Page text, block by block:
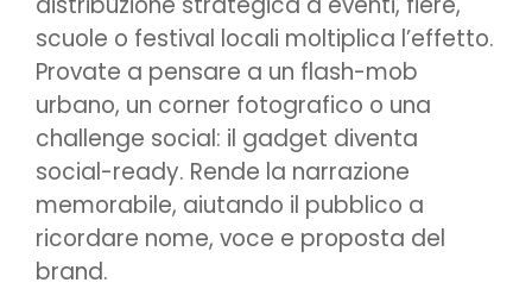
scuole o festival locali moltiplica l’effetto.
Provate a pensare a un flash-mob
urbano, un corner fotografico o una
challenge social: il gadget diventa
social-ready. Rende la narrazione
memorabile, aiutando il pubblico a
ricordare nome, voce e proposta del
brand.